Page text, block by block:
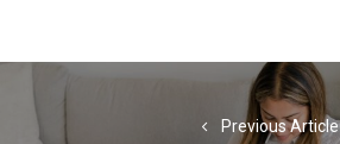
Navigation
Previous Article